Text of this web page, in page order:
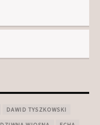
DAWID TYSZKOWSKI